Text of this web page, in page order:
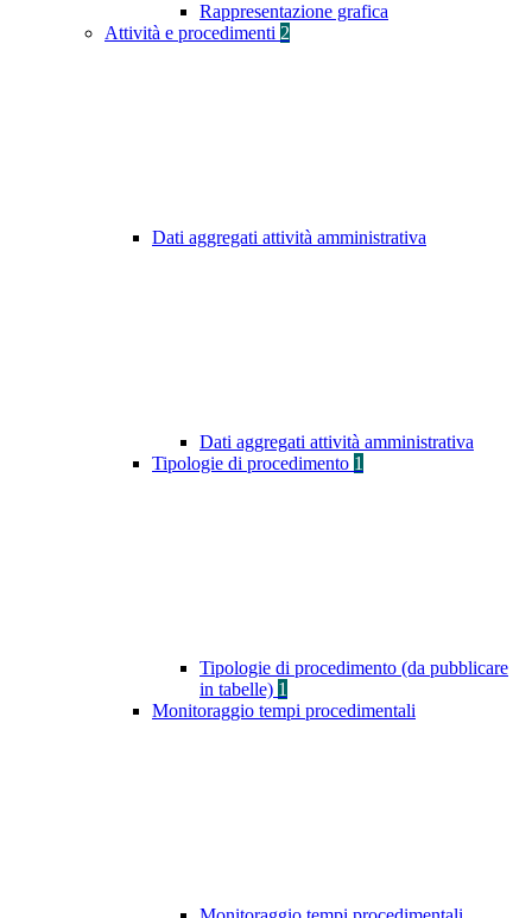
Rappresentazione grafica
Attività e procedimenti 2
Dati aggregati attività amministrativa
Dati aggregati attività amministrativa
Tipologie di procedimento 1
Tipologie di procedimento (da pubblicare
in tabelle) 1
Monitoraggio tempi procedimentali